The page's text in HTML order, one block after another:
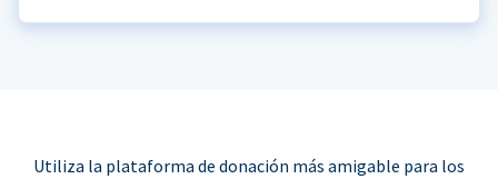
Utiliza la plataforma de donación más amigable para los